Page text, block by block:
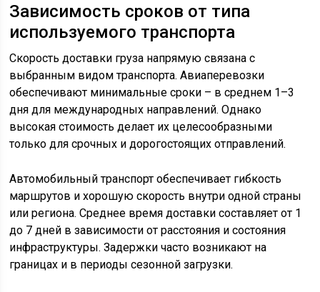
Зависимость сроков от типа
используемого транспорта
Скорость доставки груза напрямую связана с
выбранным видом транспорта. Авиаперевозки
обеспечивают минимальные сроки – в среднем 1–3
дня для международных направлений. Однако
высокая стоимость делает их целесообразными
только для срочных и дорогостоящих отправлений.
Автомобильный транспорт обеспечивает гибкость
маршрутов и хорошую скорость внутри одной страны
или региона. Среднее время доставки составляет от 1
до 7 дней в зависимости от расстояния и состояния
инфраструктуры. Задержки часто возникают на
границах и в периоды сезонной загрузки.